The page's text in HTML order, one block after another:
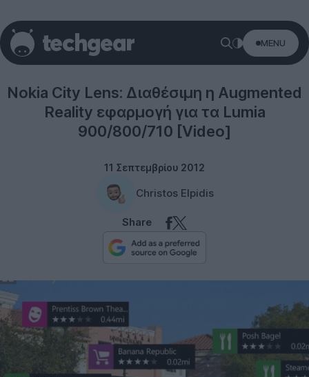
MENU
Windows Phone
Nokia City Lens: Διαθέσιμη η Augmented
Reality εφαρμογή για τα Lumia
900/800/710 [Video]
11 Σεπτεμβρίου 2012
Christos Elpidis
Share